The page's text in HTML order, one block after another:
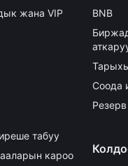
жана VIP
табуу
кароо
BNB
Соода